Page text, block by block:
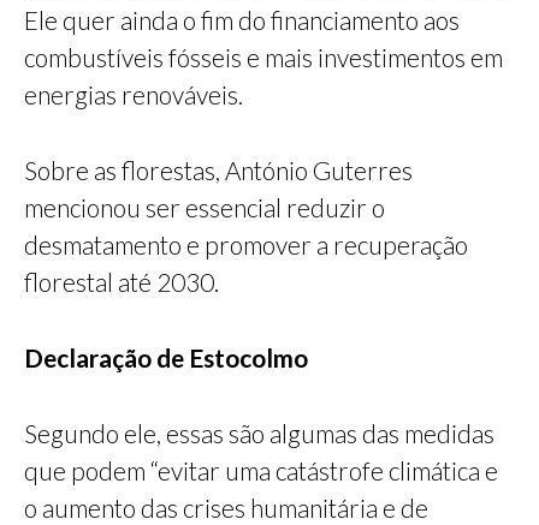
Ele quer ainda o fim do financiamento aos
combustíveis fósseis e mais investimentos em
energias renováveis.
Sobre as florestas, António Guterres
mencionou ser essencial reduzir o
desmatamento e promover a recuperação
florestal até 2030.
Declaração de Estocolmo
Segundo ele, essas são algumas das medidas
que podem “evitar uma catástrofe climática e
o aumento das crises humanitária e de